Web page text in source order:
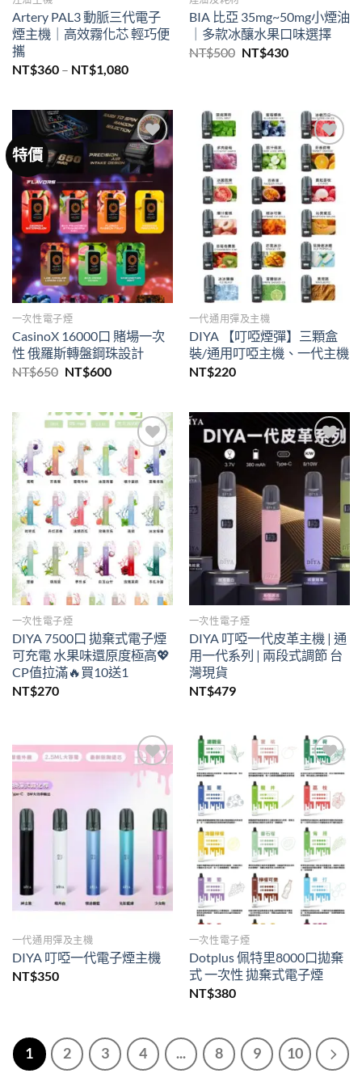
Artery PAL3 動脈三代電子
煙主機｜高效霧化芯 輕巧便
攜
NT$360 – NT$1,080價
圍：
NT$360
到
NT$1,080
BIA 比亞 35mg~50mg小煙油
｜多款冰釀水果口味選擇
NT$500 原
NT$430目
特價
Add to
wishlist
一次性電子煙
CasinoX 16000口 賭場一次
性 俄羅斯轉盤鋼珠設計
NT$650 原
格：
NT$650。
NT$600目
格：
NT$600。
Add to
wishlist
一代通用彈及主機
DIYA 【叮啞煙彈】三顆盒
裝/通用叮啞主機、一代主機
NT$220
Add to
wishlist
一次性電子煙
DIYA 7500口 拋棄式電子煙
可充電 水果味還原度極高💖
CP值拉滿🔥買10送1
NT$270
Add to
wishlist
一次性電子煙
DIYA 叮啞一代皮革主機 | 通
用一代系列 | 兩段式調節 台
灣現貨
NT$479
Add to
wishlist
一代通用彈及主機
DIYA 叮啞一代電子煙主機
NT$350
Add to
wishlist
一次性電子煙
Dotplus 佩特里8000口拋棄
式 一次性 拋棄式電子煙
NT$380
1 2 3 4 ... 8 9 10